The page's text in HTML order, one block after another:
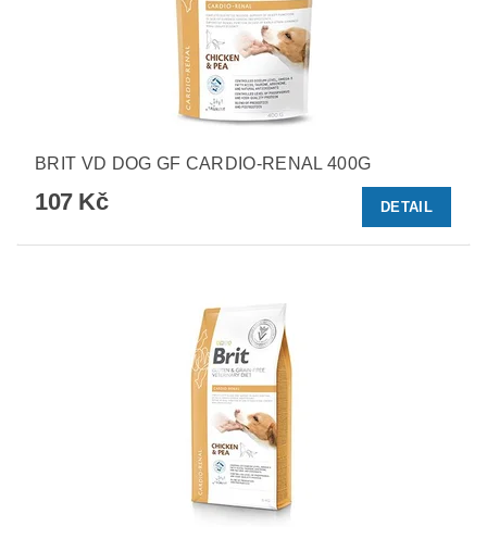
BRIT VD DOG GF CARDIO-RENAL 400G
107 Kč DETAIL